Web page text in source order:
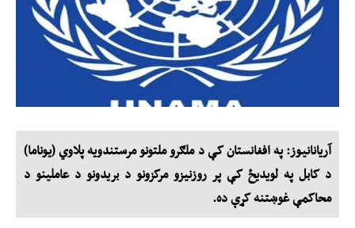
آریانانیوز: په افغانستان کې د ملګرو ملتونو مرستندویه پلاوي (یوناما)
د کابل په لویدیځ کې پر روزنیزو مرکزونو د بریدونو د عاملینو د
محاکمې غوښتنه کړې ده.